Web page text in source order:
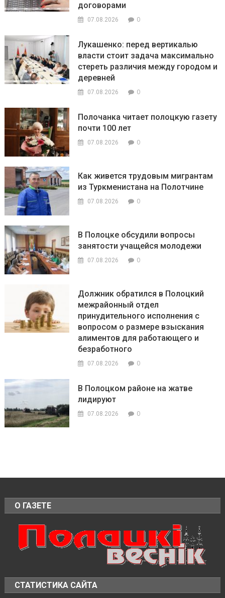
договорами
07.08.2026 0
Лукашенко: перед вертикалью
власти стоит задача максимально
стереть различия между городом и
деревней
07.08.2026 0
Полочанка читает полоцкую газету
почти 100 лет
07.08.2026 0
Как живется трудовым мигрантам
из Туркменистана на Полотчине
07.08.2026 0
В Полоцке обсудили вопросы
занятости учащейся молодежи
07.08.2026 0
Должник обратился в Полоцкий
межрайонный отдел
принудительного исполнения с
вопросом о размере взыскания
алиментов для работающего и
безработного
07.08.2026 0
В Полоцком районе на жатве
лидируют
07.08.2026 0
О ГАЗЕТЕ
СТАТИСТИКА САЙТА